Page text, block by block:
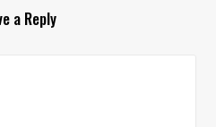
a Reply